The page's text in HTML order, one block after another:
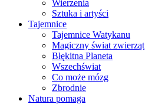
Wierzenia
Sztuka i artyści
Tajemnice
Tajemnice Watykanu
Magiczny świat zwierząt
Błękitna Planeta
Wszechświat
Co może mózg
Zbrodnie
Natura pomaga